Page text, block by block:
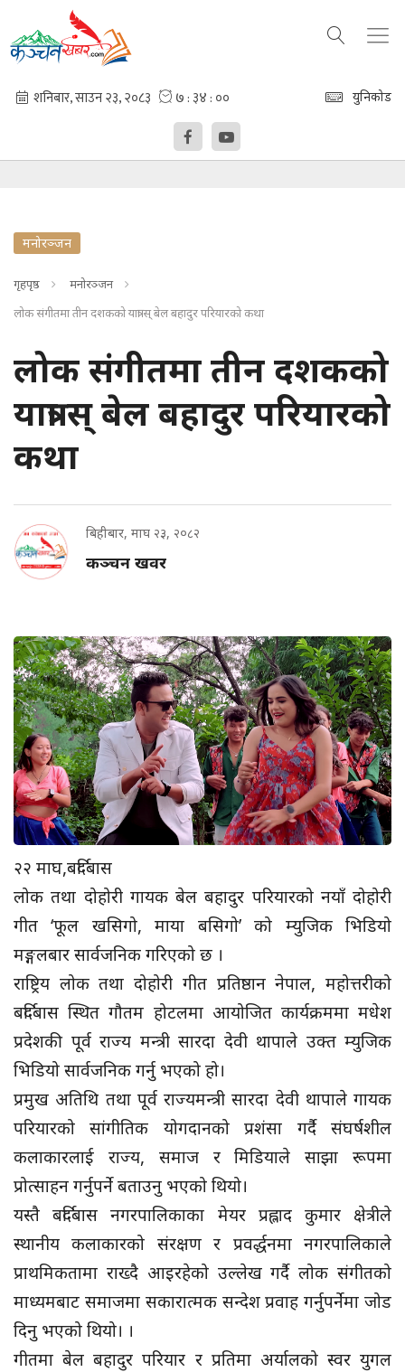
युनिकोड
मनोरञ्जन
गृहपृष्ठ
मनोरञ्जन
लोक संगीतमा तीन दशकको यात्रा स् बेल बहादुर परियारको कथा
लोक संगीतमा तीन दशकको
यात्रा स् बेल बहादुर परियारको
कथा
बिहीबार, माघ २३, २०८२
कञ्चन खवर
२२ माघ,बर्दिबास
लोक तथा दोहोरी गायक बेल बहादुर परियारको नयाँ दोहोरी
गीत ‘फूल खसिगो, माया बसिगो’ को म्युजिक भिडियो
मङ्गलबार सार्वजनिक गरिएको छ ।
राष्ट्रिय लोक तथा दोहोरी गीत प्रतिष्ठान नेपाल, महोत्तरीको
बर्दिबास स्थित गौतम होटलमा आयोजित कार्यक्रममा मधेश
प्रदेशकी पूर्व राज्य मन्त्री सारदा देवी थापाले उक्त म्युजिक
भिडियो सार्वजनिक गर्नु भएको हो।
प्रमुख अतिथि तथा पूर्व राज्यमन्त्री सारदा देवी थापाले गायक
परियारको सांगीतिक योगदानको प्रशंसा गर्दै संघर्षशील
कलाकारलाई राज्य, समाज र मिडियाले साझा रूपमा
प्रोत्साहन गर्नुपर्ने बताउनु भएको थियो।
यस्तै बर्दिबास नगरपालिकाका मेयर प्रह्लाद कुमार क्षेत्रीले
स्थानीय कलाकारको संरक्षण र प्रवर्द्धनमा नगरपालिकाले
प्राथमिकतामा राख्दै आइरहेको उल्लेख गर्दै लोक संगीतको
माध्यमबाट समाजमा सकारात्मक सन्देश प्रवाह गर्नुपर्नेमा जोड
दिनु भएको थियो। ।
गीतमा बेल बहादुर परियार र प्रतिमा अर्यालको स्वर युगल